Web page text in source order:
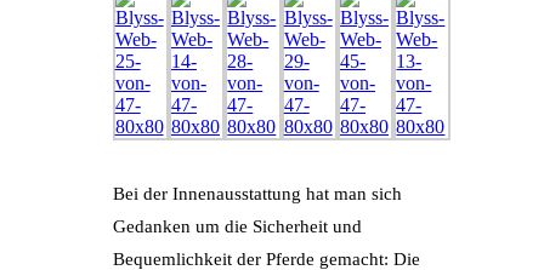
Bei der Innenausstattung hat man sich
Gedanken um die Sicherheit und
Bequemlichkeit der Pferde gemacht: Die